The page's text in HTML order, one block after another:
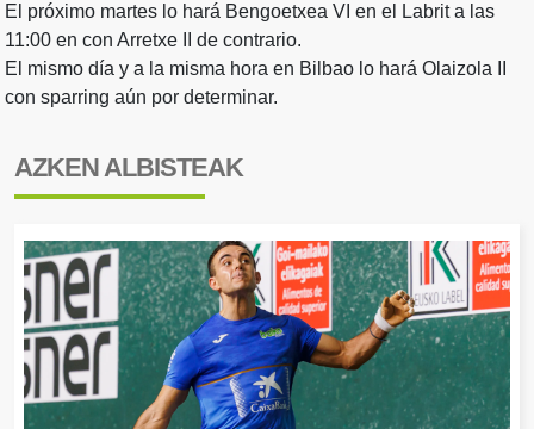
El próximo martes lo hará Bengoetxea VI en el Labrit a las
11:00 en con Arretxe II de contrario.
El mismo día y a la misma hora en Bilbao lo hará Olaizola II
con sparring aún por determinar.
AZKEN ALBISTEAK